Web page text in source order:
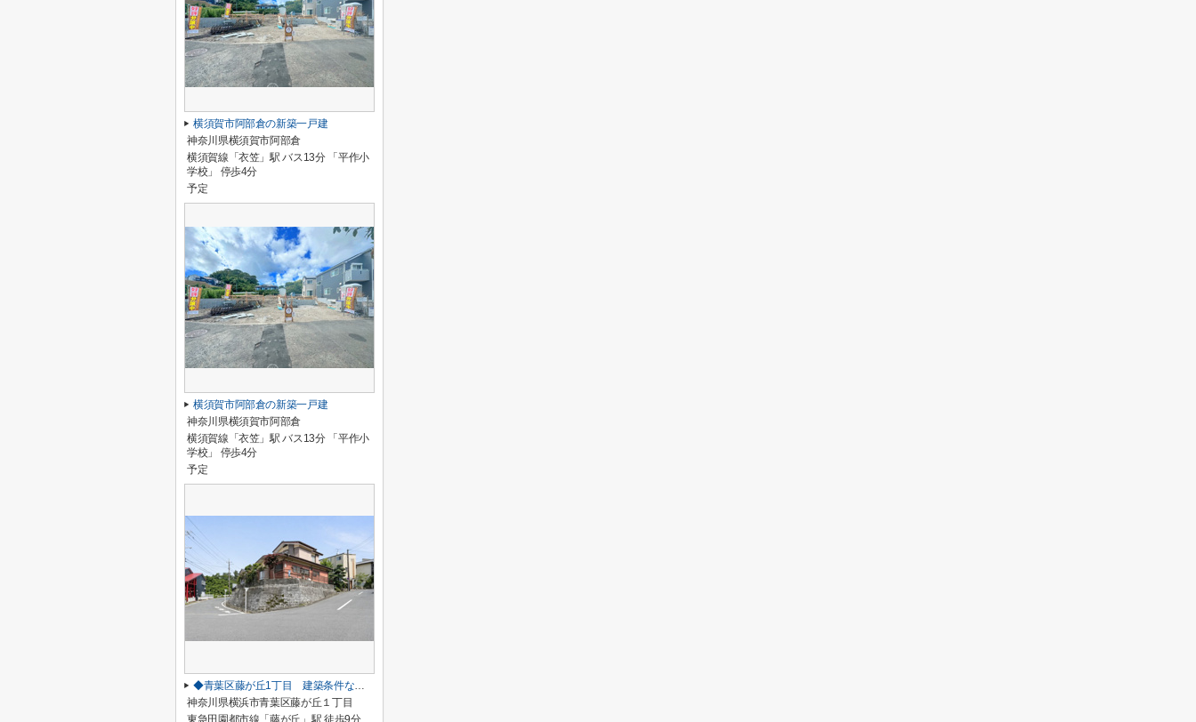
横須賀市阿部倉の新築一戸建
神奈川県横須賀市阿部倉
横須賀線「衣笠」駅 バス13分 「平作小
学校」 停歩4分
予定
横須賀市阿部倉の新築一戸建
神奈川県横須賀市阿部倉
横須賀線「衣笠」駅 バス13分 「平作小
学校」 停歩4分
予定
◆青葉区藤が丘1丁目 建築条件なし売地◆
神奈川県横浜市青葉区藤が丘１丁目
東急田園都市線「藤が丘」駅 徒歩9分